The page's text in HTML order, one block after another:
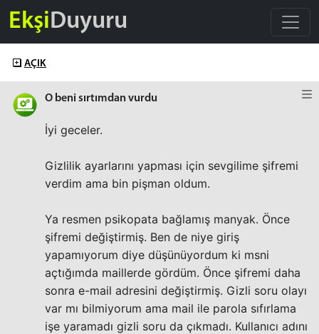
EkşiDuyuru
AÇIK
O beni sırtımdan vurdu
İyi geceler.
Gizlilik ayarlarını yapması için sevgilime şifremi
verdim ama bin pişman oldum.
Ya resmen psikopata bağlamış manyak. Önce
şifremi değiştirmiş. Ben de niye giriş
yapamıyorum diye düşünüyordum ki msni
açtığımda maillerde gördüm. Önce şifremi daha
sonra e-mail adresini değiştirmiş. Gizli soru olayı
var mı bilmiyorum ama mail ile parola sıfırlama
işe yaramadı gizli soru da çıkmadı. Kullanıcı adını